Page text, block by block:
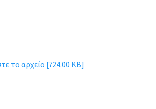
το αρχείο [724.00 KB]